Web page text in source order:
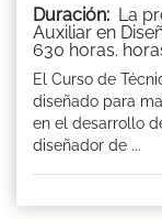
Duración: La
Auxiliar en
630 horas.
El Curso de
diseñado para
en el desarrollo
diseñador de ...